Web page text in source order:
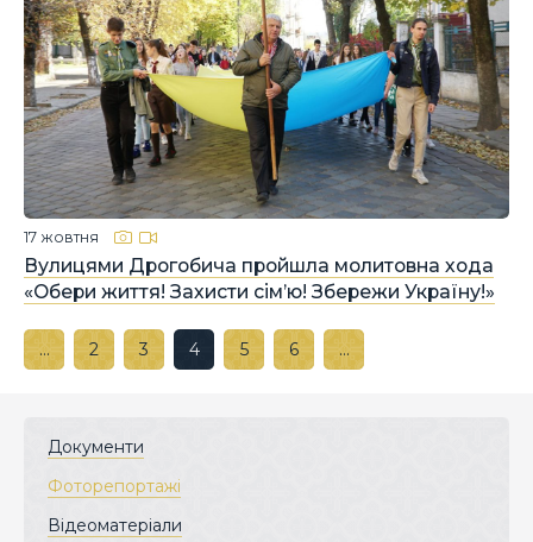
Вулицями Дрогобича пройшла молитовна хода
«Обери життя! Захисти сім’ю! Збережи Україну!»
17 жовтня
… 2 3 4 5 6 …
Документи
Фоторепортажі
Відеоматеріали